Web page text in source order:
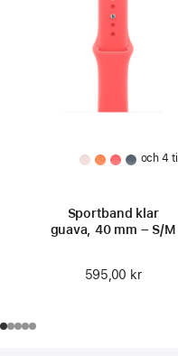
och 4 till
Sportband klar
guava, 40 mm – S/M
595,00 kr